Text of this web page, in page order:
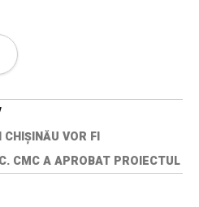
VOR FI
CMC A APROBAT PROIECTUL